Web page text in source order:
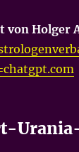
von Holger